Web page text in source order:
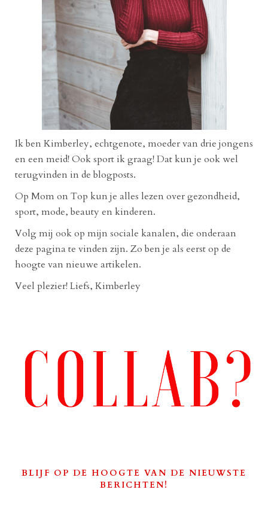
Ik ben Kimberley, echtgenote, moeder van drie jongens
en een meid! Ook sport ik graag! Dat kun je ook wel
terugvinden in de blogposts.
Op Mom on Top kun je alles lezen over gezondheid,
sport, mode, beauty en kinderen.
Volg mij ook op mijn sociale kanalen, die onderaan
deze pagina te vinden zijn. Zo ben je als eerst op de
hoogte van nieuwe artikelen.
Veel plezier! Liefs, Kimberley
BLIJF OP DE HOOGTE VAN DE NIEUWSTE
BERICHTEN!